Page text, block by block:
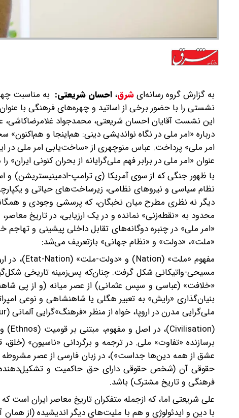
به گزارش گروه رسانه‌ایشرق، احسان شریعتی: به مناسبت
نشستی را با حضور برخی از اساتید و چهره‌های فرهنگی با
این نشست آقایان احسان شریعتی، محمدجواد
درباره «امر ملی در نگاه نواندیشی دینی: هم‌اینجا و هم‌اکنون»
امر ملی» پرداخت. عباس منوچهری از «ساخت‌یابی امر ملی
عنوان «امر ملی در برابر فهم ملی‌گرایانه از بحران کنونی
با ظهور جنگی که از سوی آمریکا (ی ترامپ-ادمینیستریشن) و
نظام سیاسی و نیروهای نظامی، زیرساخت‌های حیاتی و
دیگر نه نظری مطرح میان نخبگان، که پرسشی وجودی و
محدود به «نقطه‌زنی» نمانده و در یک ارزیابی، در تاریخ
«امر ملی» در چنبره دوگانه‌های تقابل داخلی پیشینی و
«ملت»، «دولت» و «نظام جهانی» بازتعریف می‌شد:
مسیحی-واتیکانی شکل گرفت. چنان‌که پس‌زمینه تاریخی
«خلافت» (عباسی و سپس عثمانی) از عصر میانه (و از پی
بنیان‌گذاری «رایش» به تعبیر هگلی یا شاهنشاهی و نوعی
ملی‌گرایی مدرن در اروپا، خواه از منظر «فرهنگ»‌گرایی آلمانی (Kultur) و خواه نظم و نظام و قراردادگرایی سیاسی
برسازنده «تفاوت» ملی. در ترجمه و برگردانی «ناسیون»
عشق از همه دین‌ها جداست»)، در زبان فارسی از عصر مشروطه
حقوقی آن (شخص حقوقی دارای حق حاکمیت و تشکیل‌دهنده
فرهنگی و تاریخ مشترک) باشد.
علی شریعتی اما، که از‌جمله متفکران تاریخ معاصر ایران